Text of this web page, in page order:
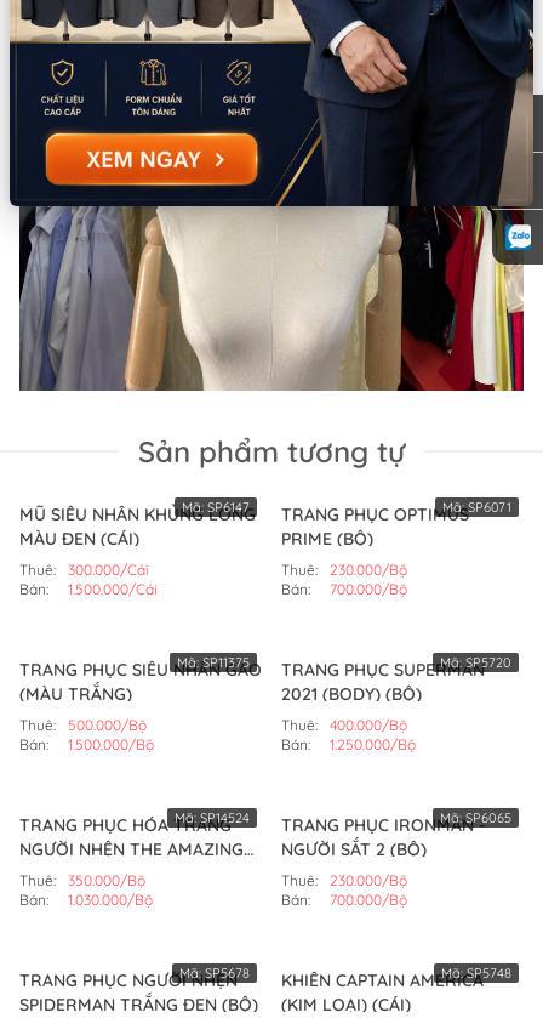
Sản phẩm tương tự
MŨ SIÊU NHÂN KHỦNG LONG
MÀU ĐEN (CÁI)
Thuê:
300.000/Cái
Bán:
1.500.000/Cái
Mã: SP6147
TRANG PHỤC OPTIMUS
PRIME (BỘ)
Thuê:
230.000/Bộ
Bán:
700.000/Bộ
Mã:SP6071
TRANG PHỤC SIÊU NHÂN GAO
(MÀU TRẮNG)
Thuê:
500.000/Bộ
Bán:
1.500.000/Bộ
Mã:SP11375
TRANG PHỤC SUPERMAN
2021 (BODY) (BỘ)
Thuê:
400.000/Bộ
Bán:
1.250.000/Bộ
Mã: SP5720
TRANG PHỤC HÓA TRANG
NGƯỜI NHỆN THE AMAZING
SPIDERMAN (BỘ)
Thuê:
350.000/Bộ
Bán:
1.030.000/Bộ
Mã: SP14524
TRANG PHỤC IRONMAN -
NGƯỜI SẮT 2 (BỘ)
Thuê:
230.000/Bộ
Bán:
700.000/Bộ
Mã:SP6065
TRANG PHỤC NGƯỜI NHỆN
SPIDERMAN TRẮNG ĐEN (BỘ)
Mã:SP5678
KHIÊN CAPTAIN AMERICA
(KIM LOẠI) (CÁI)
Mã:SP5748